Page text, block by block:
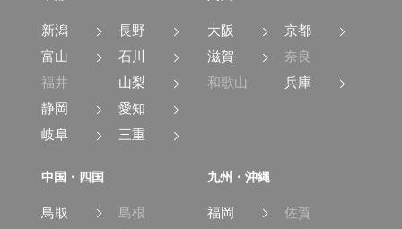
新潟
長野
富山
石川
福井
山梨
静岡
愛知
岐阜
三重
大阪
京都
滋賀
奈良
和歌山
兵庫
中国・四国
鳥取
島根
九州・沖縄
福岡
佐賀